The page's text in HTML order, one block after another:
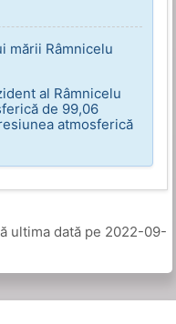
mării Râmnicelu
al Râmnicelu
de 99,06
atmosferică
ultima dată pe 2022-09-